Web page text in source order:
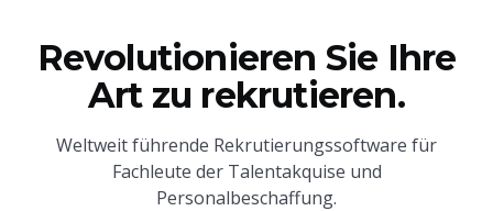
Revolutionieren Sie Ihre
Art zu rekrutieren.
Weltweit führende Rekrutierungssoftware für
Fachleute der Talentakquise und
Personalbeschaffung.